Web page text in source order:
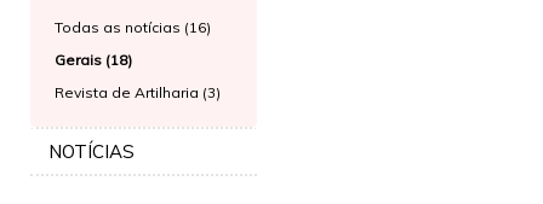
Todas as notícias (16)
Gerais (18)
Revista de Artilharia (3)
NOTÍCIAS